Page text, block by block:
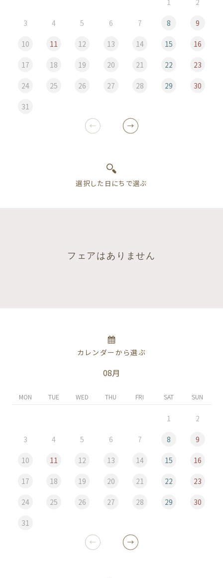
3 4 5 6 7 8 9
10 11 12 13 14 15 16
17 18 19 20 21 22 23
24 25 26 27 28 29 30
31
フェアはありません
カレンダーから選ぶ
08月
MON TUE WED THU FRI SAT SUN
1 2
3 4 5 6 7 8 9
10 11 12 13 14 15 16
17 18 19 20 21 22 23
24 25 26 27 28 29 30
31